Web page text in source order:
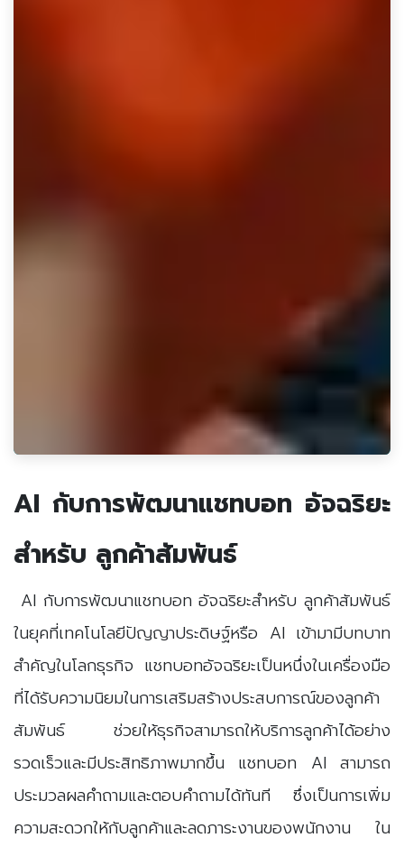
AI กับการพัฒนาแชทบอท อัจฉริยะ
สำหรับ ลูกค้าสัมพันธ์
AI กับการพัฒนาแชทบอท อัจฉริยะสำหรับ ลูกค้าสัมพันธ์
ในยุคที่เทคโนโลยีปัญญาประดิษฐ์หรือ AI เข้ามามีบทบาท
สำคัญในโลกธุรกิจ แชทบอทอัจฉริยะเป็นหนึ่งในเครื่องมือ
ที่ได้รับความนิยมในการเสริมสร้างประสบการณ์ของลูกค้า
สัมพันธ์ ช่วยให้ธุรกิจสามารถให้บริการลูกค้าได้อย่าง
รวดเร็วและมีประสิทธิภาพมากขึ้น แชทบอท AI สามารถ
ประมวลผลคำถามและตอบคำถามได้ทันที ซึ่งเป็นการเพิ่ม
ความสะดวกให้กับลูกค้าและลดภาระงานของพนักงาน ใน